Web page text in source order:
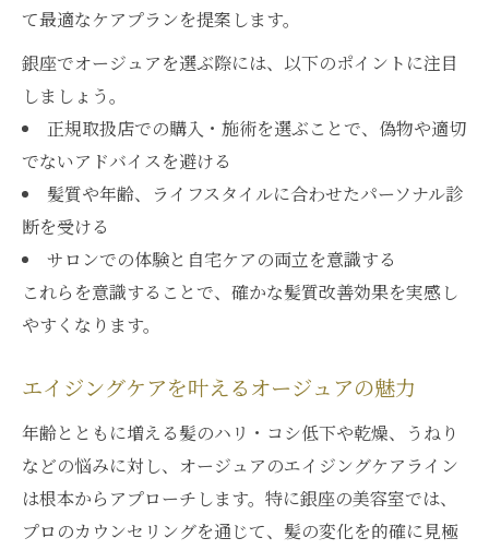
自宅ケアに最適なオージュア正規品の魅力
オージュア購入のみOKの便利な銀座活用法
正規品オージュアが自宅ケアで支持される
理由
髪質改善を支えるオージュアの選び方ポイ
ント
銀座で正規品オージュアを手に入れる流れ
髪にツヤを与える銀座発オージュアの実力とは
オージュアで叶える艶髪の秘密と実例紹介
オージュアサンプル体験から得る髪の変化
ツヤ髪を保つオージュアヘアケアルーチン
美容室専売オージュアが持つ艶出し効果
オージュア購入時の注意点と正しい選び方解説
オージュア正規品を見極めるチェックポイ
て最適なケアプランを提案します。
銀座でオージュアを選ぶ際には、以下のポイントに注目
しましょう。
正規取扱店での購入・施術を選ぶことで、偽物や適切
でないアドバイスを避ける
髪質や年齢、ライフスタイルに合わせたパーソナル診
断を受ける
サロンでの体験と自宅ケアの両立を意識する
これらを意識することで、確かな髪質改善効果を実感し
やすくなります。
エイジングケアを叶えるオージュアの魅力
年齢とともに増える髪のハリ・コシ低下や乾燥、うねり
などの悩みに対し、オージュアのエイジングケアライン
は根本からアプローチします。特に銀座の美容室では、
プロのカウンセリングを通じて、髪の変化を的確に見極